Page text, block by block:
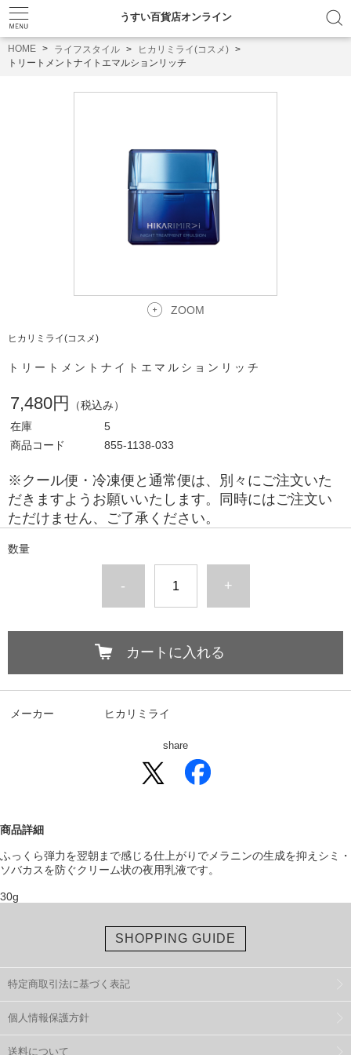
うすい百貨店オンライン
HOME ライフスタイル
ヒカリミライ(コスメ)
トリートメントナイトエマルションリッチ
ZOOM
ヒカリミライ(コスメ)
トリートメントナイトエマルションリッチ
7,480円
（税込み）
在庫
5
商品コード
855-1138-033
※クール便・冷凍便と通常便は、別々にご注文いた
だきますようお願いいたします。同時にはご注文い
ただけません、ご了承ください。
数量
- +
カートに入れる
メーカー ヒカリミライ
share
商品詳細
ふっくら弾力を翌朝まで感じる仕上がりでメラニンの生成を抑えシミ・
ソバカスを防ぐクリーム状の夜用乳液です。
30g
SHOPPING GUIDE
特定商取引法に基づく表記
個人情報保護方針
送料について